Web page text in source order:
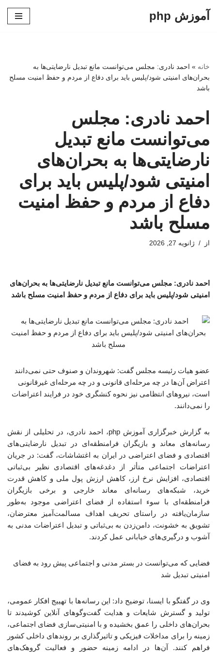
آموزش php
خانه » احمد نادری: مجلس می‌توانست مانع تبدیل نارضایتی‌ها به
بحران‌های امنیتی شود/پلیس باید برای دفاع از مردم و حفظ امنیت مسلح
باشد
احمد نادری: مجلس
می‌توانست مانع تبدیل
نارضایتی‌ها به بحران‌های
امنیتی شود/پلیس باید برای
دفاع از مردم و حفظ امنیت
مسلح باشد
از ژانویه 27, 2026
احمد نادری: مجلس می‌توانست مانع تبدیل نارضایتی‌ها به بحران‌های
امنیتی شود/پلیس باید برای دفاع از مردم و حفظ امنیت مسلح باشد
عضو هیات رئیسه مجلس گفت: شهروندان و صنوف حتی نمی‌دانند
اعتراض آن‌ها در چه مرحله‌ای قانونی و در چه مرحله‌ای غیرقانونی
است، نیروهای انتظامی نیز نحوه کنشگری خود در فرایند اعتراضات
را نمی‌دانند.
به گزارش خبرگزاری آموزش php، احمد نادری، در تحلیلی از نقش
رسانه‌های معاند و بازیگران فرامنطقه‌ای در تبدیل نارضایتی‌های
اقتصادی و فضای اعتراضی در ایران به اغتشاشات، گفت: در جریان
اعتراضات اجتماعی متأثر از دغدغه‌های اقتصادی نظیر بی‌ثباتی
اقتصادی، افزایش نرخ ارز، کاهش ارزش پول ملی و کاهش قدرت
خرید، شبکه‌های رسانه‌ای معاند خارجی و برخی بازیگران
فرامنطقه‌ای با سوء استفاده از فضای اعتراضی موجود به‌طور
سازمان‌یافته در راستای تحریف اهداف مسالمت‌آمیز معترضان،
تشویق به خشونت، دامن‌زدن به بی‌ثباتی و تبدیل اعتراضات مدنی به
آشوب و درگیری‌های خیابانی عمل کردند.
فضایی که می‌توانست در بستر مدنی و اجتماعی پیش رود به فضای
امنیتی تبدیل شد
وی در گفتگو با ایسنا، توضیح داد: این رسانه‌ها با تهییج افکار عمومی،
تولید و گسترش شایعات و هدایت گفت‌وگوهای آنلاین کوشیدند تا
بحران‌های داخلی را عمق بخشیده و با امنیتی‌سازی فضای اجتماعی،
زمینه را برای مداخلات فیزیکی و تاثیرگذاری بر روندهای داخلی کشور
فراهم کنند. آن‌ها در ادامه زمینه حضور و فعالیت گروهک‌های